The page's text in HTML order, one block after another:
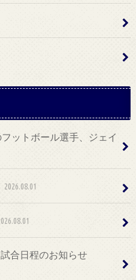
ットボール選手、ジェイ
2026.08.01
合日程のお知らせ